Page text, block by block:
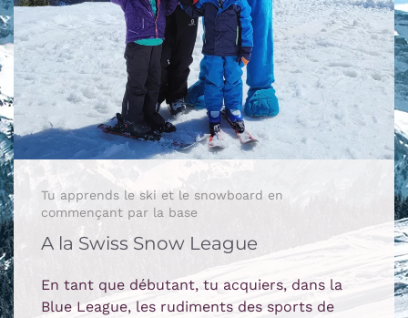
Tu apprends le ski et le snowboard en
commençant par la base
A la Swiss Snow League
En tant que débutant, tu acquiers, dans la
Blue League, les rudiments des sports de